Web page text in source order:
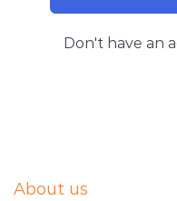
Don't have an
About us